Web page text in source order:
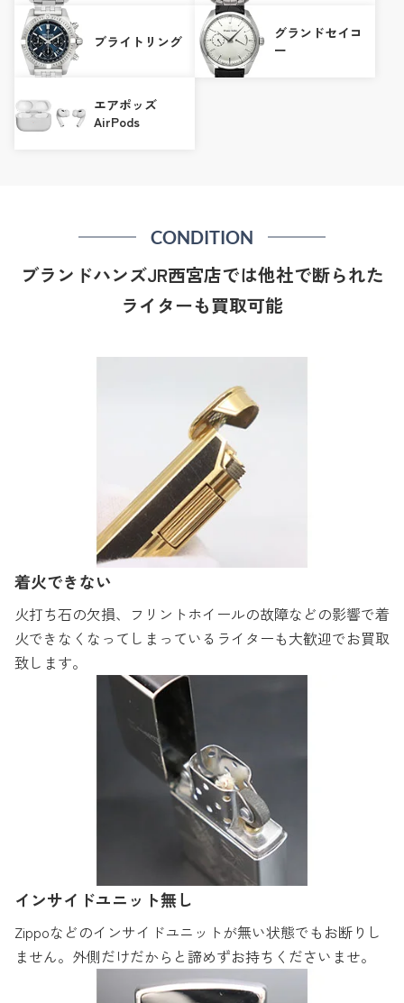
ブライトリング
グランドセイコ
ー
エアポッズ
AirPods
CONDITION
ブランドハンズJR西宮店では他社で断られた
ライターも買取可能
着火できない
火打ち石の欠損、フリントホイールの故障などの影響で着
火できなくなってしまっているライターも大歓迎でお買取
致します。
インサイドユニット無し
Zippoなどのインサイドユニットが無い状態でもお断りし
ません。外側だけだからと諦めずお持ちくださいませ。